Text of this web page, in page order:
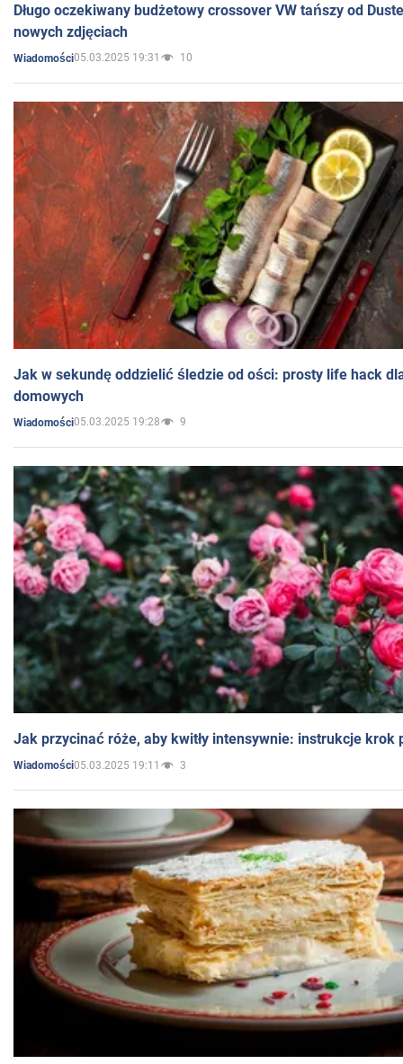
Długo oczekiwany budżetowy crossover VW tańszy od
nowych zdjęciach
Wiadomości05.03.2025 19:31 10
Jak w sekundę oddzielić śledzie od ości: prosty life hack
domowych
Wiadomości05.03.2025 19:28 9
Jak przycinać róże, aby kwitły intensywnie: instrukcje krok
Wiadomości05.03.2025 19:11 3